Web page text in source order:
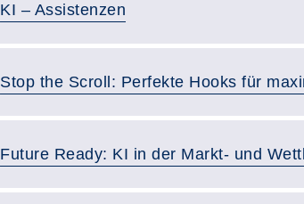
KI – Assistenzen
Stop the Scroll: Perfekte Hooks für
Future Ready: KI in der Markt- und